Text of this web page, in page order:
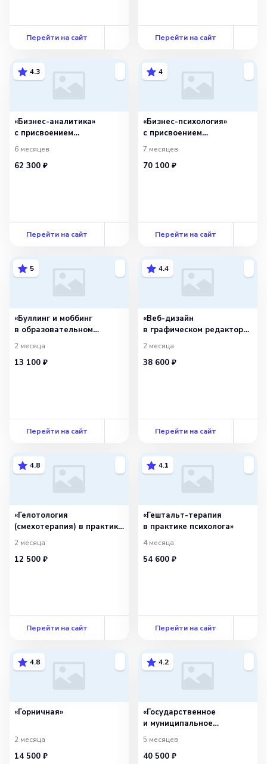
Перейти на сайт Перейти на сайт
4.3
«Бизнес-аналитика»
с присвоением
квалификации «Бизнес-
аналитик»
6 месяцев
62 300 ₽
Перейти на сайт
4
«Бизнес-психология»
с присвоением
квалификации «Бизнес-
тренер»
7 месяцев
70 100 ₽
Перейти на сайт
5
«Буллинг и моббинг
в образовательном
пространстве: выявление,
устранение
и профилактика»
2 месяца
13 100 ₽
Перейти на сайт
4.4
«Веб-дизайн
в графическом редакторе
Figma»
2 месяца
38 600 ₽
Перейти на сайт
4.8
«Гелотология
(смехотерапия) в практике
психолога»
2 месяца
12 500 ₽
Перейти на сайт
4.1
«Гештальт-терапия
в практике психолога»
4 месяца
54 600 ₽
Перейти на сайт
4.8
«Горничная»
2 месяца
14 500 ₽
4.2
«Государственное
и муниципальное
управление в сфере
культуры и искусства»
с присвоением
5 месяцев
40 500 ₽